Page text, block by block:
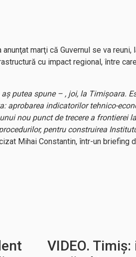
marţi că Guvernul se va
cu impact regional, între
putea spune – , joi, la Timişoara.
aprobarea indicatorilor tehnico-
nou punct de trecere a frontierei
pentru construirea
Mihai Constantin, într-un briefing
VIDEO.